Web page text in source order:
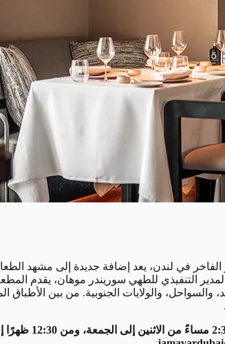
الفاخر في لندن، يعد إضافة جديدة إلى مشهد
التنفيذي للطهي سوريندر موهان، يقدم المطعم
والسواحل، والولايات الجنوبية. من بين